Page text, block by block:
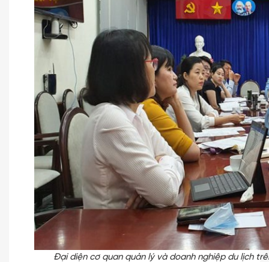
Đại diện cơ quan quản lý và doanh nghiệp du lịch